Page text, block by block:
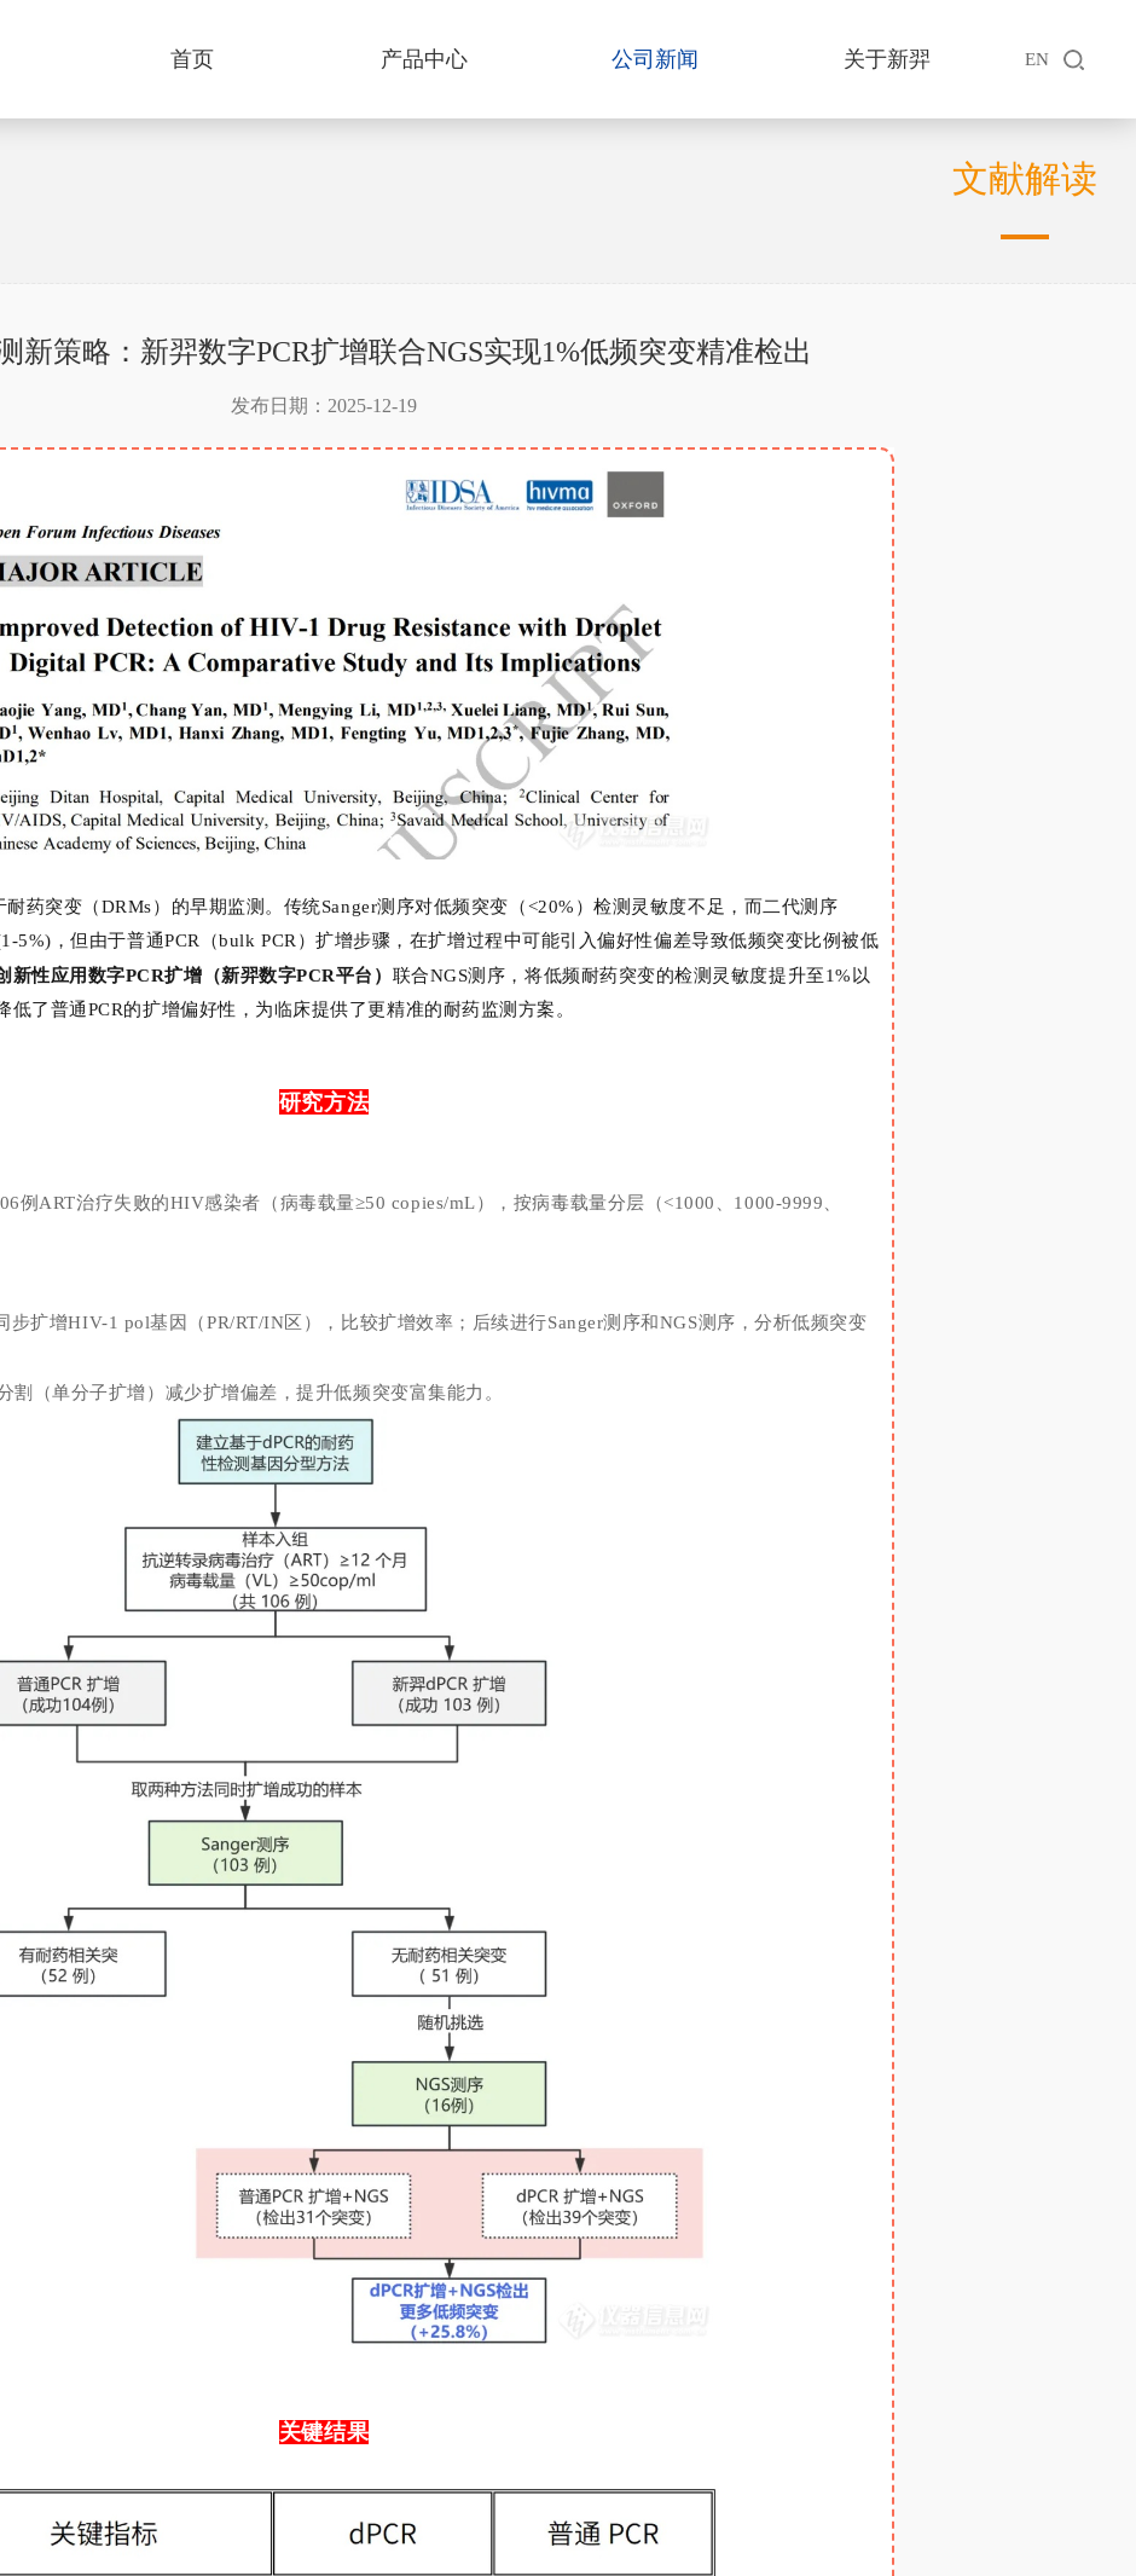
首页 产品中心 公司新闻 关于新羿 EN
文献解读
新策略：新羿数字PCR扩增联合NGS实现1%低频突变精准检出
发布日期：2025-12-19
耐药突变 （DRMs） 的早期监测。传统Sanger测序对低频突变 （<20% ）检测灵敏度不足，而二代测序
5%) ，但由于普通PCR（bulk PCR）扩增步骤，在扩增过程中可能引入偏好性偏差导致低频突变比例被低
新性应用数字PCR扩增 （新羿数字PCR平台） 联合NGS测序 ， 将低频耐药突变的检测灵敏度提升至1% 以
低了普通PCR的扩增偏好性 ，为临床提供了更精准的耐药监测方案。
研究方法
06例ART治疗失败的HIV感染者（病毒载量≥50 copies/mL），按病毒载量分层（<1000、1000-9999、
步扩增HIV-1 pol基因（PR/RT/IN区）， 比较扩增效率； 后续进行Sanger测序和NGS测序，分析低频突变
割（单分子扩增）减少扩增偏差，提升低频突变富集能力。
关键结果